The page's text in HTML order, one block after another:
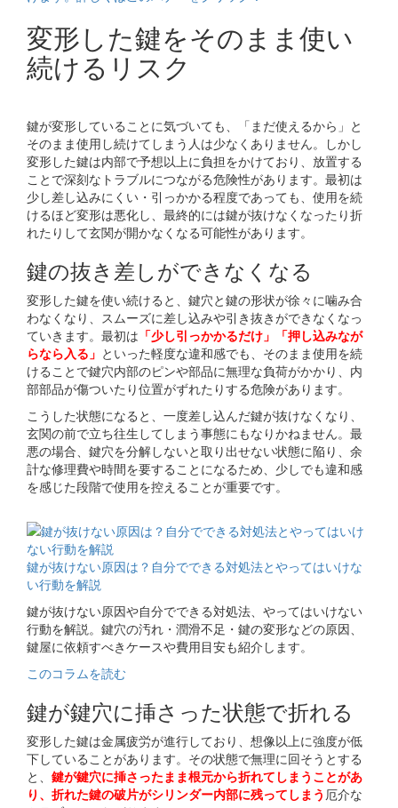
変形した鍵をそのまま使い
続けるリスク
鍵が変形していることに気づいても、「まだ使えるから」と
そのまま使用し続けてしまう人は少なくありません。しかし
変形した鍵は内部で予想以上に負担をかけており、放置する
ことで深刻なトラブルにつながる危険性があります。最初は
少し差し込みにくい・引っかかる程度であっても、使用を続
けるほど変形は悪化し、最終的には鍵が抜けなくなったり折
れたりして玄関が開かなくなる可能性があります。
鍵の抜き差しができなくなる
変形した鍵を使い続けると、鍵穴と鍵の形状が徐々に噛み合
わなくなり、スムーズに差し込みや引き抜きができなくなっ
ていきます。最初は 「少し引っかかるだけ」「押し込みなが
らなら入る」 といった軽度な違和感でも、そのまま使用を続
けることで鍵穴内部のピンや部品に無理な負荷がかかり、内
部部品が傷ついたり位置がずれたりする危険があります。
こうした状態になると、一度差し込んだ鍵が抜けなくなり、
玄関の前で立ち往生してしまう事態にもなりかねません。最
悪の場合、鍵穴を分解しないと取り出せない状態に陥り、余
計な修理費や時間を要することになるため、少しでも違和感
を感じた段階で使用を控えることが重要です。
鍵が抜けない原因は？自分でできる対処法とやってはいけな
い行動を解説
鍵が抜けない原因や自分でできる対処法、やってはいけない
行動を解説。鍵穴の汚れ・潤滑不足・鍵の変形などの原因、
鍵屋に依頼すべきケースや費用目安も紹介します。
このコラムを読む
鍵が鍵穴に挿さった状態で折れる
変形した鍵は金属疲労が進行しており、想像以上に強度が低
下していることがあります。その状態で無理に回そうとする
と、 鍵が鍵穴に挿さったまま根元から折れてしまうことがあ
り、折れた鍵の破片がシリンダー内部に残ってしまう 厄介な